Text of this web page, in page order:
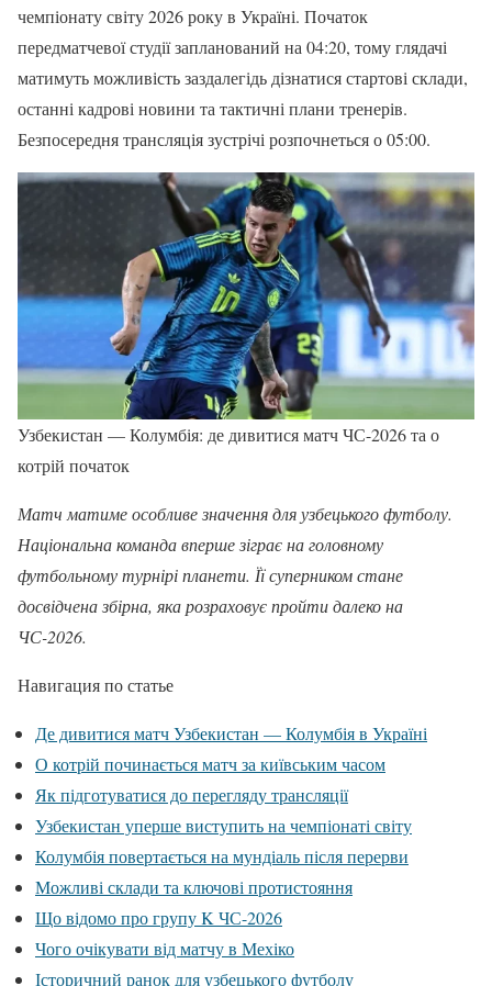
чемпіонату світу 2026 року в Україні. Початок
передматчевої студії запланований на 04:20, тому глядачі
матимуть можливість заздалегідь дізнатися стартові склади,
останні кадрові новини та тактичні плани тренерів.
Безпосередня трансляція зустрічі розпочнеться о 05:00.
Узбекистан — Колумбія: де дивитися матч ЧС-2026 та о
котрій початок
Матч матиме особливе значення для узбецького футболу.
Національна команда вперше зіграє на головному
футбольному турнірі планети. Її суперником стане
досвідчена збірна, яка розраховує пройти далеко на
ЧС-2026.
Навигация по статье
Де дивитися матч Узбекистан — Колумбія в Україні
О котрій починається матч за київським часом
Як підготуватися до перегляду трансляції
Узбекистан уперше виступить на чемпіонаті світу
Колумбія повертається на мундіаль після перерви
Можливі склади та ключові протистояння
Що відомо про групу K ЧС-2026
Чого очікувати від матчу в Мехіко
Історичний ранок для узбецького футболу